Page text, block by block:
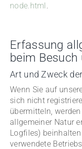
node.html.
Erfassung
beim
Art und Zweck
Wenn Sie auf
sich nicht
übermitteln,
allgemeiner Natur
Logfiles)
verwendete